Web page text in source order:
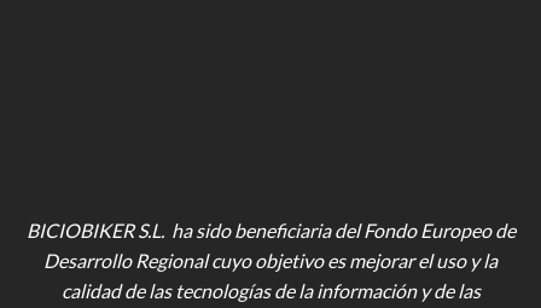
BICIOBIKER S.L. ha sido beneficiaria del Fondo Europeo de
Desarrollo Regional cuyo objetivo es mejorar el uso y la
calidad de las tecnologías de la información y de las